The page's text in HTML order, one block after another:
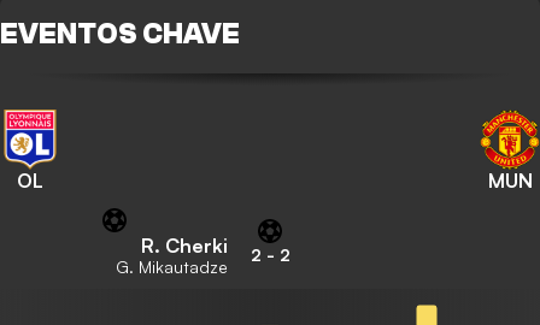
EVENTOS CHAVE
OL MUN
R. Cherki
G. Mikautadze
2 - 2